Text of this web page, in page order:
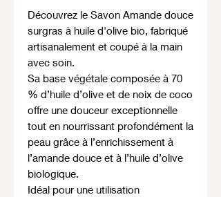
Découvrez le Savon Amande douce
surgras à huile d'olive bio, fabriqué
artisanalement et coupé à la main
avec soin.
Sa base végétale composée à 70
% d’huile d’olive et de noix de coco
offre une douceur exceptionnelle
tout en nourrissant profondément la
peau grâce à l’enrichissement à
l’amande douce et à l’huile d’olive
biologique.
Idéal pour une utilisation